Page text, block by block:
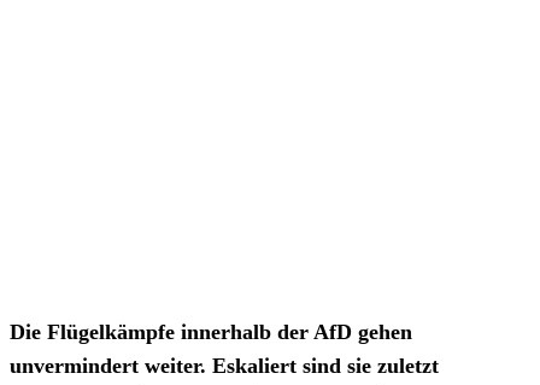
Die Flügelkämpfe innerhalb der AfD gehen
unvermindert weiter. Eskaliert sind sie zuletzt